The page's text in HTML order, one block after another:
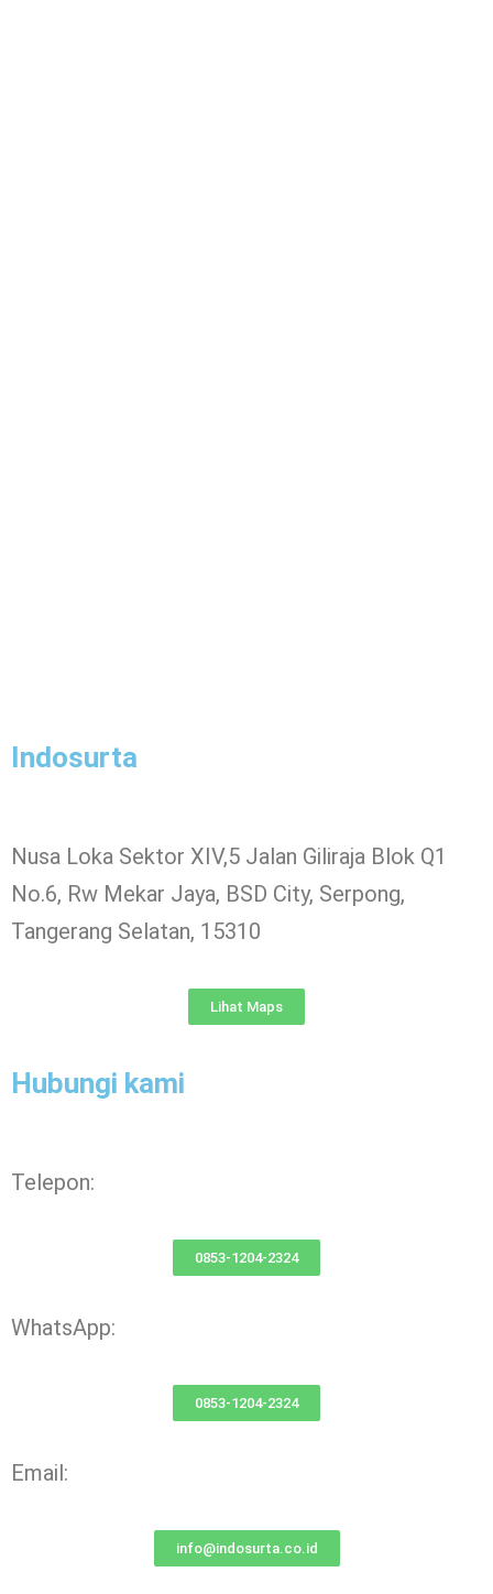
Indosurta
Nusa Loka Sektor XIV,5 Jalan Giliraja Blok Q1
No.6, Rw Mekar Jaya, BSD City, Serpong,
Tangerang Selatan, 15310
Lihat Maps
Hubungi kami
Telepon:
0853-1204-2324
WhatsApp:
0853-1204-2324
Email:
info@indosurta.co.id